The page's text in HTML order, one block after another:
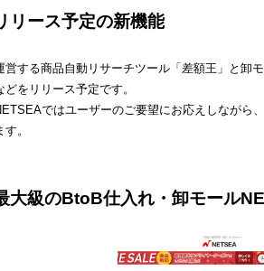
リース予定の新機能
営する商品自動リサーチツール「差額王」と卸
どをリリース予定です。
ではユーザーのご要望にお応えしながら
。
大級のBtoB仕入れ・卸モール